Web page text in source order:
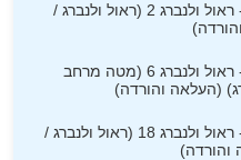
תל אביב יפו - ראול ולנברג 2 (ראול ולנברג /
תל אביב יפו - ראול ולנברג 6 (מטה מרחב
(העלאה והורדה)
תל אביב יפו - ראול ולנברג 18 (ראול ולנברג /
והורדה)